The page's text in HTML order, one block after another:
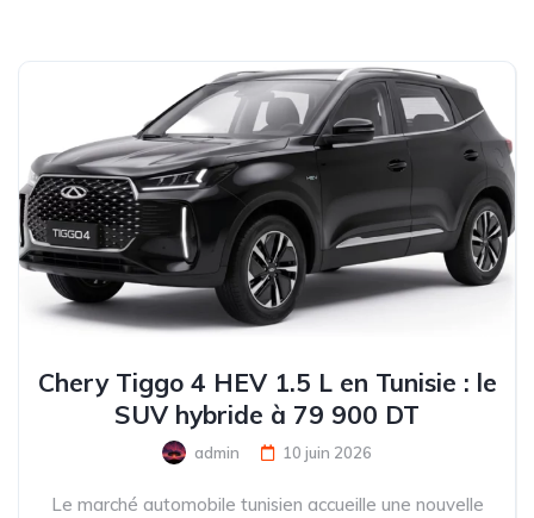
Chery Tiggo 4 HEV 1.5 L en Tunisie : le
SUV hybride à 79 900 DT
admin 10 juin 2026
Le marché automobile tunisien accueille une nouvelle